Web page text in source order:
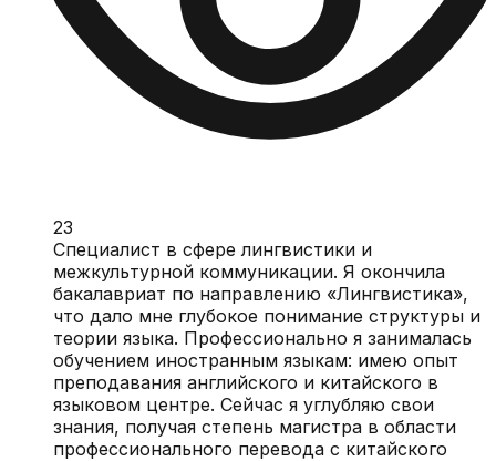
23
Специалист в сфере лингвистики и
межкультурной коммуникации. Я окончила
бакалавриат по направлению «Лингвистика»,
что дало мне глубокое понимание структуры и
теории языка. Профессионально я занималась
обучением иностранным языкам: имею опыт
преподавания английского и китайского в
языковом центре. Сейчас я углубляю свои
знания, получая степень магистра в области
профессионального перевода с китайского